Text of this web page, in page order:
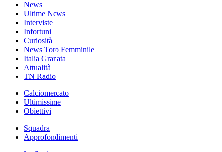
News
Ultime News
Interviste
Infortuni
Curiosità
News Toro Femminile
Italia Granata
Attualità
TN Radio
Calciomercato
Ultimissime
Obiettivi
Squadra
Approfondimenti